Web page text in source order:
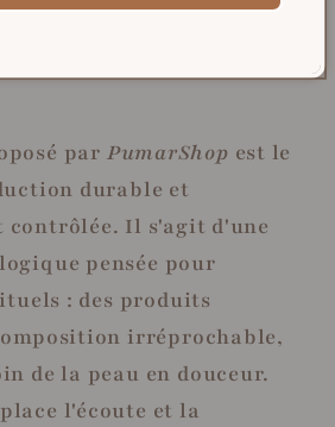
par PumarShop est le
durable et
contrôlée. Il s'agit d'une
pensée pour
: des produits
irréprochable,
de la peau en douceur.
l'écoute et la